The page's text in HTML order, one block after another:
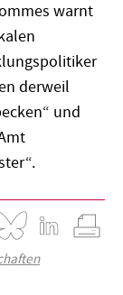
warnt
derweil
und